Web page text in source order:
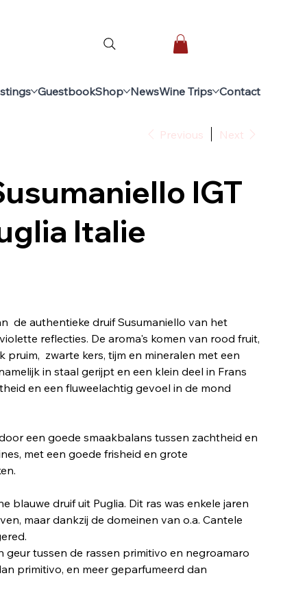
GuestbookShop NewsWine Trips Contact
Previous Next
IGT
Italie
de authentieke druif Susumaniello van het
reflecties. De aroma's komen van rood fruit,
pruim, zwarte kers, tijm en mineralen met een
in staal gerijpt en een klein deel in Frans
en een fluweelachtig gevoel in de mond
een goede smaakbalans tussen zachtheid en
met een goede frisheid en grote
blauwe druif uit Puglia. Dit ras was enkele jaren
maar dankzij de domeinen van o.a. Cantele
geur tussen de rassen primitivo en negroamaro
primitivo, en meer geparfumeerd dan